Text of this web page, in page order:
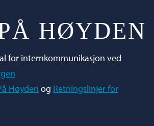
for internkommunikasjon ved
Høyden og Retningslinjer for